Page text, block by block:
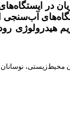
هیدرولوژی
محیط‌زیستی،